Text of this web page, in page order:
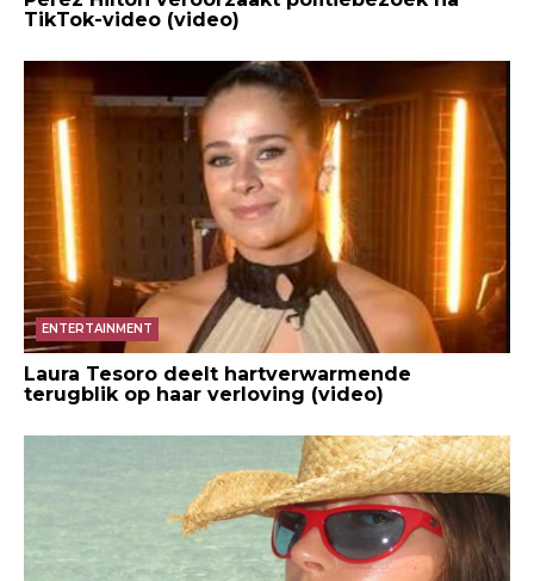
TikTok-video (video)
ENTERTAINMENT
Laura Tesoro deelt hartverwarmende
terugblik op haar verloving (video)